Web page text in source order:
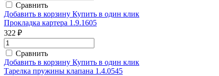
Сравнить
Добавить в корзину Купить в один клик
Прокладка картера 1.9.1605
322 ₽
Сравнить
Добавить в корзину Купить в один клик
Тарелка пружины клапана 1.4.0545